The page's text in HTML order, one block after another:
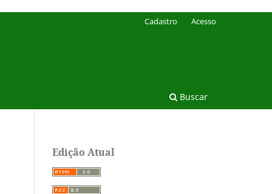
Buscar
Cadastro Acesso
Edição Atual